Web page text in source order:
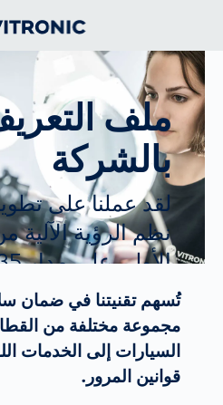
ملف
بالشركة
لقد عملنا على
نظم الرؤية الآلية
الأولى على مدار 35 عامًا.
تُسهم تقنيتنا في ضمان
مجموعة مختلفة من
السيارات إلى الخدمات
قوانين المرور.